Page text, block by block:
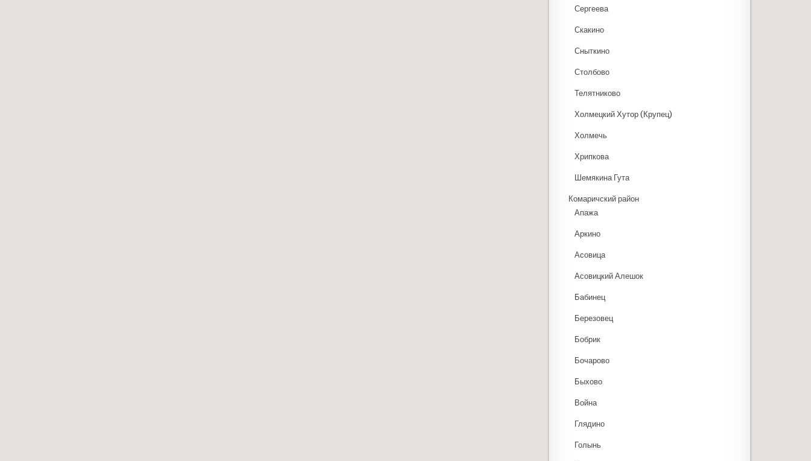
Сергеева
Скакино
Сныткино
Столбово
Телятниково
Холмецкий Хутор (Крупец)
Холмечь
Хрипкова
Шемякина Гута
Комаричский район
Апажа
Аркино
Асовица
Асовицкий Алешок
Бабинец
Березовец
Бобрик
Бочарово
Быхово
Война
Глядино
Голынь